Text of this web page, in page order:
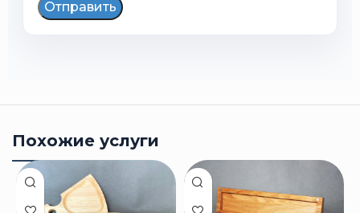
Отправить
Похожие услуги